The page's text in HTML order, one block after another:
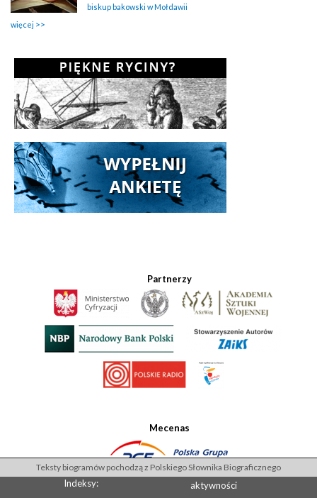
biskup bakowski w Mołdawii
więcej
Partnerzy
Mecenas
Teksty biogramów pochodzą z Polskiego Słownika Biograficznego
Indeksy:
aktywności